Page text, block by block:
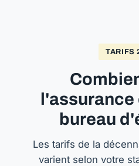
TARIFS
l'assurance
bureau
Les tarifs de la
varient selon votre